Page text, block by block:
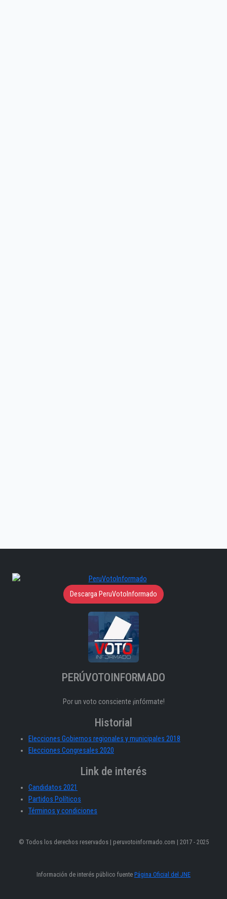
Descarga PeruVotoInformado
PERÚVOTOINFORMADO
Por un voto consciente ¡infórmate!
Historial
Elecciones Gobiernos regionales y municipales 2018
Elecciones Congresales 2020
Link de interés
Candidatos 2021
Partidos Políticos
Términos y condiciones
© Todos los derechos reservados | peruvotoinformado.com | 2017 - 2025
Información de interés público fuente Página Oficial del JNE